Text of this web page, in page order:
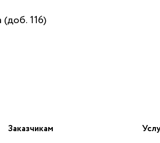
116)
Заказчикам